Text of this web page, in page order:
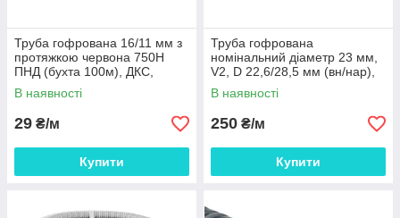
Труба гофрована 16/11 мм з
протяжкою червона 750Н
ПНД (бухта 100м), ДКС,
11516
В наявності
29 ₴/м
Купити
Труба гофрована
номінальний діаметр 23 мм,
V2, D 22,6/28,5 мм (вн/нар),
поліамід 6, колір чорний, з
протяжкою
В наявності
250 ₴/м
Купити